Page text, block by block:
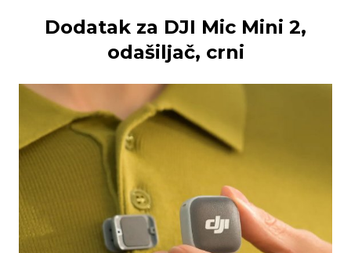
Dodatak za DJI Mic Mini 2,
odašiljač, crni